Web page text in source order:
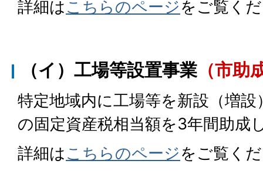
詳細はこちらのページをご覧く
（イ）工場等設置事業 （市助
特定地域内に工場等を新設（増
の固定資産税相当額を3年間助成
詳細はこちらのページをご覧く